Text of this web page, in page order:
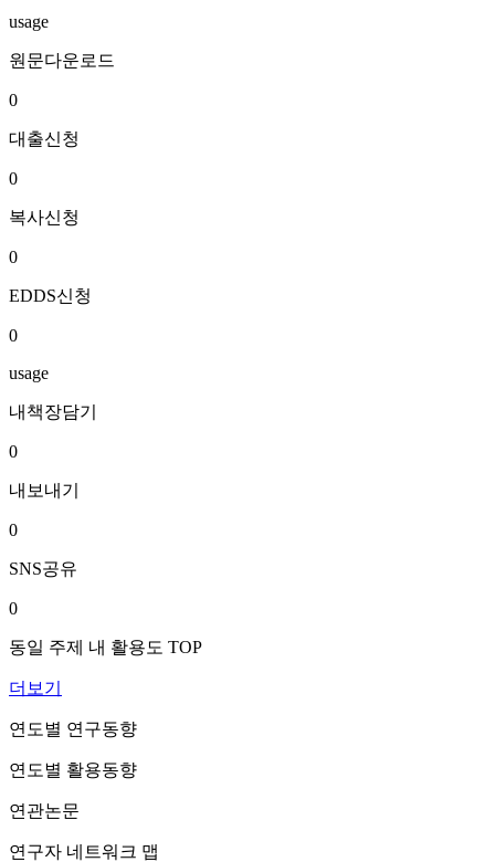
usage
원문다운로드
0
대출신청
0
복사신청
0
EDDS신청
0
usage
내책장담기
0
내보내기
0
SNS공유
0
동일 주제 내 활용도 TOP
더보기
연도별 연구동향
연도별 활용동향
연관논문
연구자 네트워크 맵